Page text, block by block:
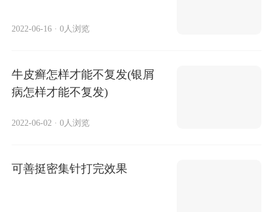
2022-06-16 · 0人浏览
牛皮癣怎样才能不复发(银屑
病怎样才能不复发)
2022-06-02 · 0人浏览
可善挺密集针打完效果